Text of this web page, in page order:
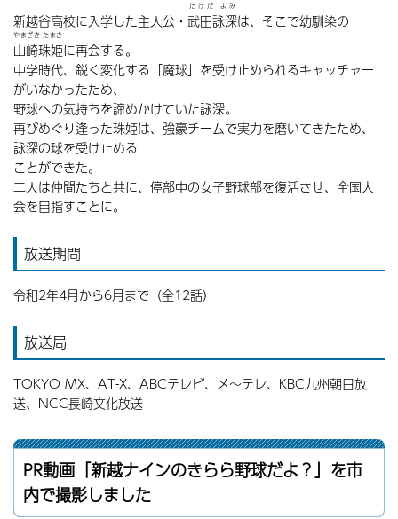
新越谷高校に入学した主人公・ 武田詠深
たけだ よみ
は、そこで幼馴染の
山崎珠姫
やまざき たまき
に再会する。
中学時代、鋭く変化する「魔球」を受け止められるキャッチャー
がいなかったため、
野球への気持ちを諦めかけていた詠深。
再びめぐり逢った珠姫は、強豪チームで実力を磨いてきたため、
詠深の球を受け止める
ことができた。
二人は仲間たちと共に、停部中の女子野球部を復活させ、全国大
会を目指すことに。
放送期間
令和2年4月から6月まで（全12話）
放送局
TOKYO MX、AT-X、ABCテレビ、メ〜テレ、KBC九州朝日放
送、NCC長崎文化放送
PR動画「新越ナインのきらら野球だよ？」を市
内で撮影しました